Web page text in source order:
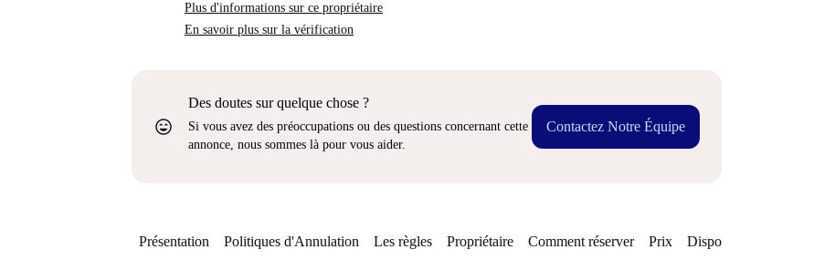
Plus d'informations sur ce propriétaire
En savoir plus sur la vérification
sentiment_very_satisfied
Des doutes sur quelque chose ?
Si vous avez des préoccupations ou des questions concernant cette
annonce, nous sommes là pour vous aider.
Contactez Notre Équipe
Présentation Politiques d'Annulation Les règles Propriétaire Comment réserver Prix Disponibilités